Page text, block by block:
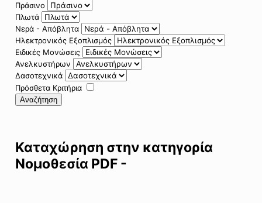
Πράσινο
Πλωτά
Νερά - Απόβλητα
Ηλεκτρονικός Εξοπλισμός
Ειδικές Μονώσεις
Ανελκυστήρων
Δασοτεχνικά
Πρόσθετα Κριτήρια
Αναζήτηση
Καταχώρηση στην κατηγορία
Νομοθεσία PDF -